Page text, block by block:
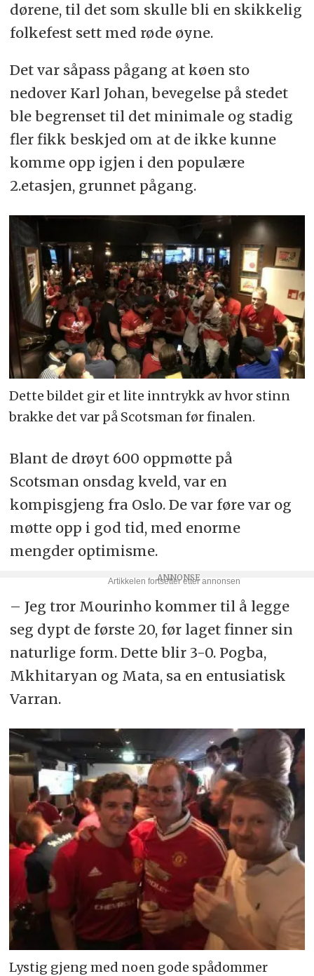
dørene, til det som skulle bli en skikkelig
folkefest sett med røde øyne.
Det var såpass pågang at køen sto
nedover Karl Johan, bevegelse på stedet
ble begrenset til det minimale og stadig
fler fikk beskjed om at de ikke kunne
komme opp igjen i den populære
2.etasjen, grunnet pågang.
Dette bildet gir et lite inntrykk av hvor stinn
brakke det var på Scotsman før finalen.
Blant de drøyt 600 oppmøtte på
Scotsman onsdag kveld, var en
kompisgjeng fra Oslo. De var føre var og
møtte opp i god tid, med enorme
mengder optimisme.
– Jeg tror Mourinho kommer til å legge
seg dypt de første 20, før laget finner sin
naturlige form. Dette blir 3-0. Pogba,
Mkhitaryan og Mata, sa en entusiatisk
Varran.
Lystig gjeng med noen gode spådommer